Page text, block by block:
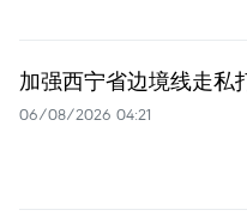
加强西宁省边境线走私
06/08/2026 04:21